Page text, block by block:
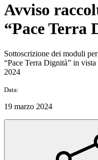
Avviso
“Pace Terra
Sottoscrizione dei moduli
“Pace Terra Dignità” in
2024
Data:
19 marzo 2024